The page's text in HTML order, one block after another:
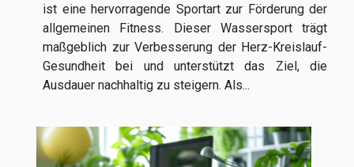
ist eine hervorragende Sportart zur Förderung der
allgemeinen Fitness. Dieser Wassersport trägt
maßgeblich zur Verbesserung der Herz-Kreislauf-
Gesundheit bei und unterstützt das Ziel, die
Ausdauer nachhaltig zu steigern. Als...